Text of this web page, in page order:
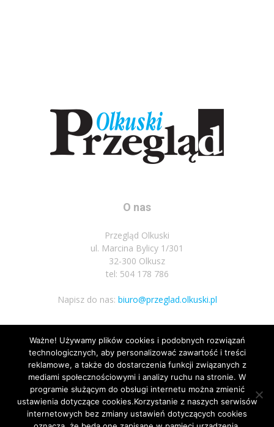
O nas
Przegląd Olkuski
ul. Marcina Bylicy 1/301
32-300 Olkusz
tel: 504 178 786
Napisz do nas: biuro@przeglad.olkuski.pl
Podążaj za nami
Ważne! Używamy plików cookies i podobnych rozwiązań
technologicznych, aby personalizować zawartość i treści
reklamowe, a także do dostarczenia funkcji związanych z
mediami społecznościowymi i analizy ruchu na stronie. W
programie służącym do obsługi internetu można zmienić
ustawienia dotyczące cookies.Korzystanie z naszych serwisów
internetowych bez zmiany ustawień dotyczących cookies